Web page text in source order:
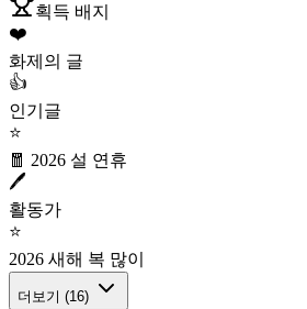
획득 배지
❤️
화제의 글
👍
인기글
⭐
🧧 2026 설 연휴
🖊️
활동가
⭐
2026 새해 복 많이
더보기 (16)